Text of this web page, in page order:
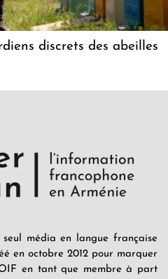
discrets des abeilles
média en langue française
en octobre 2012 pour marquer
en tant que membre à part